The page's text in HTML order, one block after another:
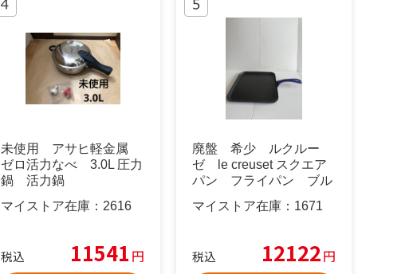
未使用 アサヒ軽金属
ゼロ活力なべ 3.0L 圧力
鍋 活力鍋
マイストア在庫： 2616
税込 11541 円
廃盤 希少 ルクルー
ゼ le creuset スクエア
パン フライパン ブル
マイストア在庫： 1671
税込 12122円